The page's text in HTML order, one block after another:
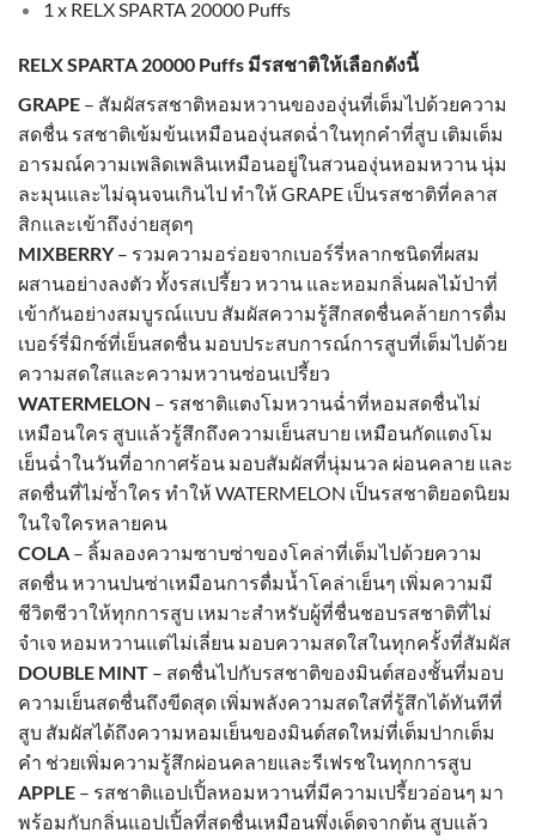
1 x RELX SPARTA 20000 Puffs
RELX SPARTA 20000 Puffs มีรสชาติให้เลือกดังนี้
GRAPE – สัมผัสรสชาติหอมหวานขององุ่นที่เต็มไปด้วยความ
สดชื่น รสชาติเข้มข้นเหมือนองุ่นสดฉ่ำในทุกคำที่สูบ เติมเต็ม
อารมณ์ความเพลิดเพลินเหมือนอยู่ในสวนองุ่นหอมหวาน นุ่ม
ละมุนและไม่ฉุนจนเกินไป ทำให้ GRAPE เป็นรสชาติที่คลาส
สิกและเข้าถึงง่ายสุดๆ
MIXBERRY– รวมความอร่อยจากเบอร์รี่หลากชนิดที่ผสม
ผสานอย่างลงตัว ทั้งรสเปรี้ยว หวาน และหอมกลิ่นผลไม้ป่าที่
เข้ากันอย่างสมบูรณ์แบบ สัมผัสความรู้สึกสดชื่นคล้ายการดื่ม
เบอร์รี่มิกซ์ที่เย็นสดชื่น มอบประสบการณ์การสูบที่เต็มไปด้วย
ความสดใสและความหวานซ่อนเปรี้ยว
WATERMELON – รสชาติแตงโมหวานฉ่ำที่หอมสดชื่นไม่
เหมือนใคร สูบแล้วรู้สึกถึงความเย็นสบาย เหมือนกัดแตงโม
เย็นฉ่ำในวันที่อากาศร้อน มอบสัมผัสที่นุ่มนวล ผ่อนคลาย และ
สดชื่นที่ไม่ซ้ำใคร ทำให้ WATERMELON เป็นรสชาติยอดนิยม
ในใจใครหลายคน
COLA – ลิ้มลองความซาบซ่าของโคล่าที่เต็มไปด้วยความ
สดชื่น หวานปนซ่าเหมือนการดื่มน้ำโคล่าเย็นๆ เพิ่มความมี
ชีวิตชีวาให้ทุกการสูบ เหมาะสำหรับผู้ที่ชื่นชอบรสชาติที่ไม่
จำเจ หอมหวานแต่ไม่เลี่ยน มอบความสดใสในทุกครั้งที่สัมผัส
DOUBLE MINT – สดชื่นไปกับรสชาติของมินต์สองชั้นที่มอบ
ความเย็นสดชื่นถึงขีดสุด เพิ่มพลังความสดใสที่รู้สึกได้ทันทีที่
สูบ สัมผัสได้ถึงความหอมเย็นของมินต์สดใหม่ที่เต็มปากเต็ม
คำ ช่วยเพิ่มความรู้สึกผ่อนคลายและรีเฟรชในทุกการสูบ
APPLE – รสชาติแอปเปิ้ลหอมหวานที่มีความเปรี้ยวอ่อนๆ มา
พร้อมกับกลิ่นแอปเปิ้ลที่สดชื่นเหมือนพึ่งเด็ดจากต้น สูบแล้ว